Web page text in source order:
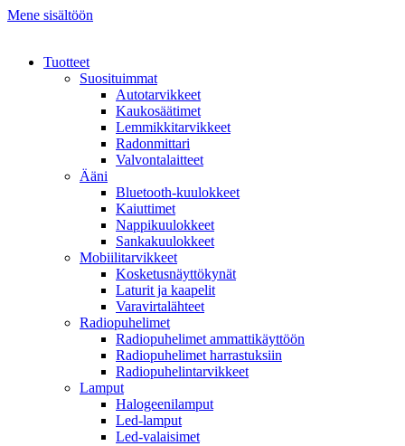
Mene sisältöön
Tuotteet
Suosituimmat
Autotarvikkeet
Kaukosäätimet
Lemmikkitarvikkeet
Radonmittari
Valvontalaitteet
Ääni
Bluetooth-kuulokkeet
Kaiuttimet
Nappikuulokkeet
Sankakuulokkeet
Mobiilitarvikkeet
Kosketusnäyttökynät
Laturit ja kaapelit
Varavirtalähteet
Radiopuhelimet
Radiopuhelimet ammattikäyttöön
Radiopuhelimet harrastuksiin
Radiopuhelintarvikkeet
Lamput
Halogeenilamput
Led-lamput
Led-valaisimet